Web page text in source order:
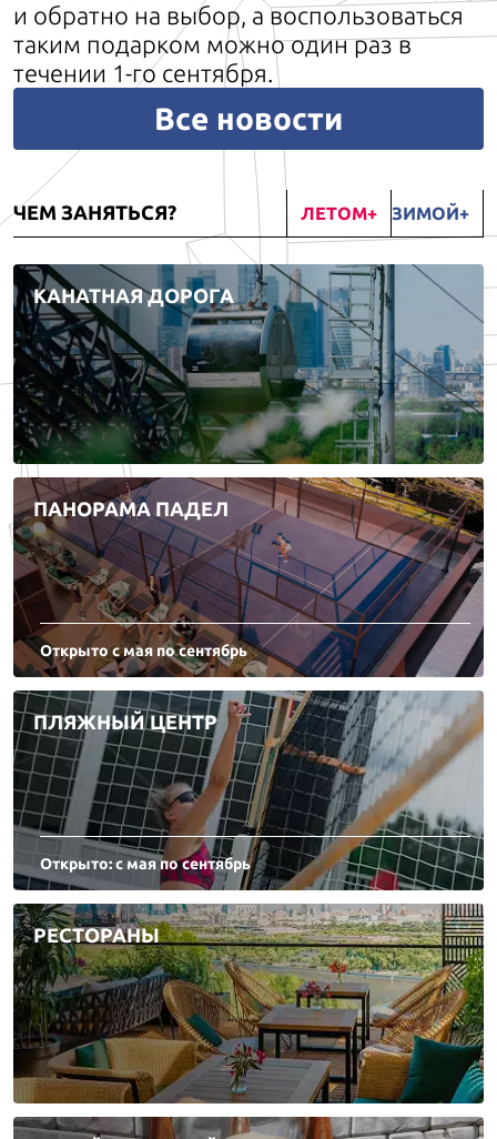
и обратно на выбор, а воспользоваться
таким подарком можно один раз в
течении 1-го сентября.
Все новости
ЧЕМ ЗАНЯТЬСЯ? ЛЕТОМ ЗИМОЙ
КАНАТНАЯ ДОРОГА
ПАНОРАМА ПАДЕЛ
Открыто с мая по сентябрь
ПЛЯЖНЫЙ ЦЕНТР
Открыто: с мая по сентябрь
РЕСТОРАНЫ